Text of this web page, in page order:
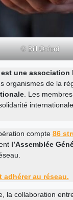
© Bill Oxford
une association
organismes de la
. Les
compte 86
l’Assemblée
adhérer au réseau.
la collaboration